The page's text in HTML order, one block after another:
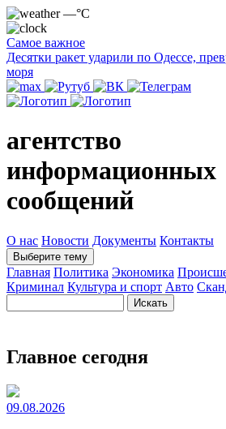
—°C
Самое важное
Десятки ракет ударили по Одессе,
моря
агентство
информационных
сообщений
О нас Новости Документы Контакты
Выберите тему
Главная Политика Экономика
Криминал Культура и спорт Авто
Главное сегодня
09.08.2026